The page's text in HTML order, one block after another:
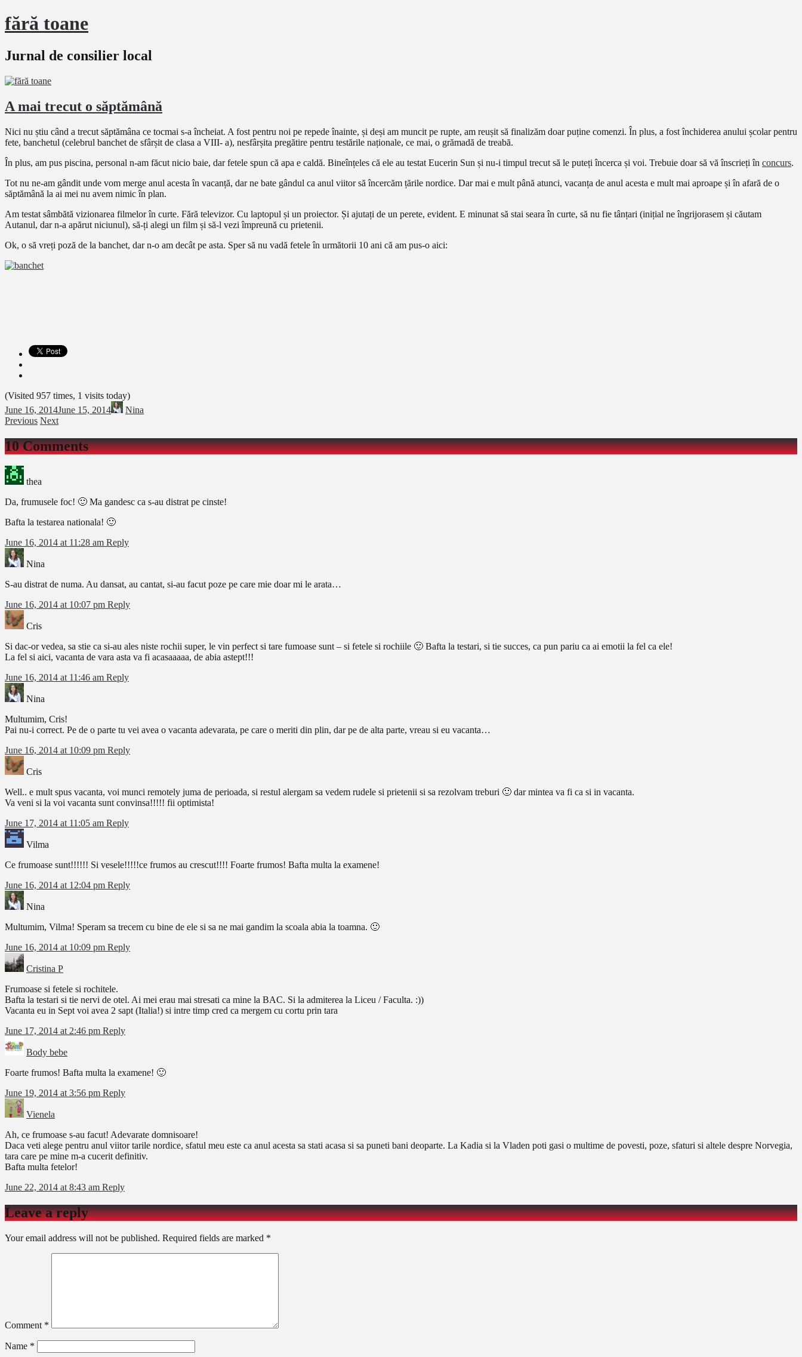
fără toane
Jurnal de consilier local
A mai trecut o săptămână
Nici nu știu când a trecut săptămâna ce tocmai s-a încheiat. A fost pentru noi pe repede înainte, și deși am muncit pe rupte, am reușit să finalizăm doar puține comenzi. În plus, a fost închiderea anului școlar pentru
fete, banchetul (celebrul banchet de sfârșit de clasa a VIII- a), nesfârșita pregătire pentru testările naționale, ce mai, o grămadă de treabă.
În plus, am pus piscina, personal n-am făcut nicio baie, dar fetele spun că apa e caldă. Bineînțeles că ele au testat Eucerin Sun și nu-i timpul trecut să le puteți încerca și voi. Trebuie doar să vă înscrieți în concurs.
Tot nu ne-am gândit unde vom merge anul acesta în vacanță, dar ne bate gândul ca anul viitor să încercăm țările nordice. Dar mai e mult până atunci, vacanța de anul acesta e mult mai aproape și în afară de o
săptămână la ai mei nu avem nimic în plan.
Am testat sâmbătă vizionarea filmelor în curte. Fără televizor. Cu laptopul și un proiector. Și ajutați de un perete, evident. E minunat să stai seara în curte, să nu fie tânțari (inițial ne îngrijorasem și căutam
Autanul, dar n-a apărut niciunul), să-ți alegi un film și să-l vezi împreună cu prietenii.
Ok, o să vreți poză de la banchet, dar n-o am decât pe asta. Sper să nu vadă fetele în următorii 10 ani că am pus-o aici:
(Visited 957 times, 1 visits today)
June 16, 2014June 15, 2014
Nina
Previous Next
10 Comments
thea
Da, frumusele foc! 🙂 Ma gandesc ca s-au distrat pe cinste!
Bafta la testarea nationala! 🙂
June 16, 2014 at 11:28 am Reply
Nina
S-au distrat de numa. Au dansat, au cantat, si-au facut poze pe care mie doar mi le arata…
June 16, 2014 at 10:07 pm Reply
Cris
Si dac-or vedea, sa stie ca si-au ales niste rochii super, le vin perfect si tare fumoase sunt – si fetele si rochiile 🙂 Bafta la testari, si tie succes, ca pun pariu ca ai emotii la fel ca ele!
La fel si aici, vacanta de vara asta va fi acasaaaaa, de abia astept!!!
June 16, 2014 at 11:46 am Reply
Nina
Multumim, Cris!
Pai nu-i correct. Pe de o parte tu vei avea o vacanta adevarata, pe care o meriti din plin, dar pe de alta parte, vreau si eu vacanta…
June 16, 2014 at 10:09 pm Reply
Cris
Well.. e mult spus vacanta, voi munci remotely juma de perioada, si restul alergam sa vedem rudele si prietenii si sa rezolvam treburi 🙂 dar mintea va fi ca si in vacanta.
Va veni si la voi vacanta sunt convinsa!!!!! fii optimista!
June 17, 2014 at 11:05 am Reply
Vilma
Ce frumoase sunt!!!!!! Si vesele!!!!!ce frumos au crescut!!!! Foarte frumos! Bafta multa la examene!
June 16, 2014 at 12:04 pm Reply
Nina
Multumim, Vilma! Speram sa trecem cu bine de ele si sa ne mai gandim la scoala abia la toamna. 🙂
June 16, 2014 at 10:09 pm Reply
Cristina P
Frumoase si fetele si rochitele.
Bafta la testari si tie nervi de otel. Ai mei erau mai stresati ca mine la BAC. Si la admiterea la Liceu / Faculta. :))
Vacanta eu in Sept voi avea 2 sapt (Italia!) si intre timp cred ca mergem cu cortu prin tara
June 17, 2014 at 2:46 pm Reply
Body bebe
Foarte frumos! Bafta multa la examene! 🙂
June 19, 2014 at 3:56 pm Reply
Vienela
Ah, ce frumoase s-au facut! Adevarate domnisoare!
Daca veti alege pentru anul viitor tarile nordice, sfatul meu este ca anul acesta sa stati acasa si sa puneti bani deoparte. La Kadia si la Vladen poti gasi o multime de povesti, poze, sfaturi si altele despre Norvegia,
tara care pe mine m-a cucerit definitiv.
Bafta multa fetelor!
June 22, 2014 at 8:43 am Reply
Leave a reply
Your email address will not be published. Required fields are marked *
Comment *
Name *